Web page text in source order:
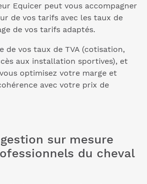
Equicer peut vous accompagner
de vos tarifs avec les taux de
de vos tarifs adaptés.
de vos taux de TVA (cotisation,
aux installation sportives), et
optimisez votre marge et
avec votre prix de
sur mesure
du cheval